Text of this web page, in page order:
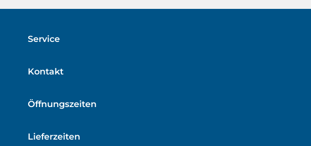
Kontakt
Öffnungszeiten
Service
Lieferzeiten